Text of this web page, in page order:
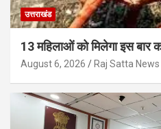
उत्तराखंड
13 महिलाओं को मिलेगा इस बार
August 6, 2026 Raj Satta News